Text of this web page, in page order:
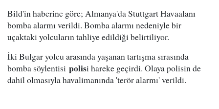
Bild'in haberine göre; Almanya'da Stuttgart Havaalanı
bomba alarmı verildi. Bomba alarmı nedeniyle bir
uçaktaki yolcuların tahliye edildiği belirtiliyor.
İki Bulgar yolcu arasında yaşanan tartışma sırasında
bomba söylentisi polisi hareke geçirdi. Olaya polisin de
dahil olmasıyla havalimanında 'terör alarmı' verildi.